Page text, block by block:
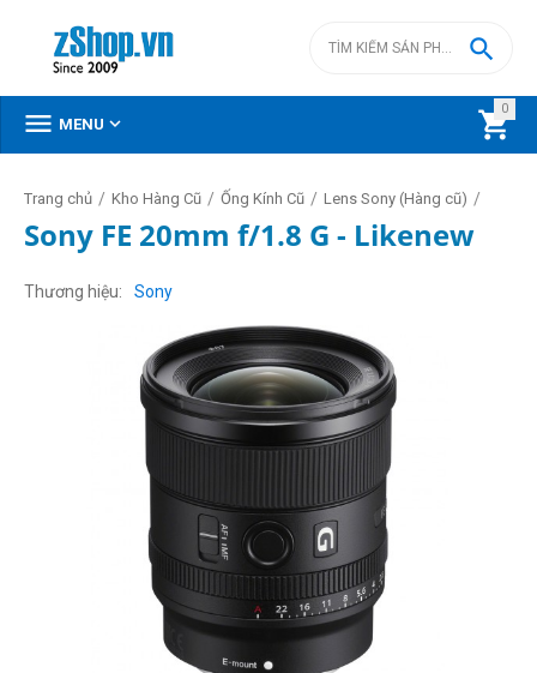
0


 MENU 
Trang chủ / Kho Hàng Cũ / Ống Kính Cũ / Lens Sony (Hàng cũ) /
Sony FE 20mm f/1.8 G - Likenew
Thương hiệu Sony